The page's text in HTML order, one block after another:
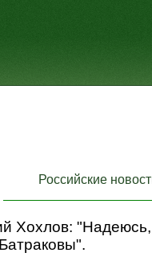
Российские
Хохлов: "Надеюсь,